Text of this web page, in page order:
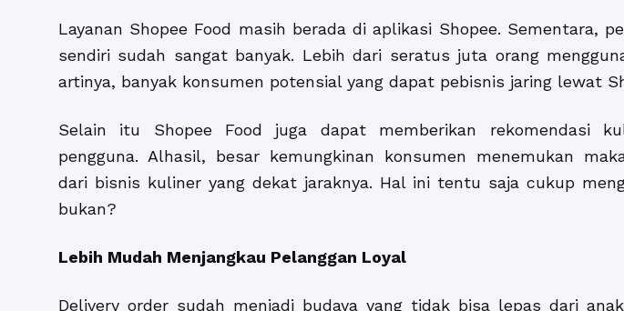
Layanan Shopee Food masih berada di aplikasi Shopee. Sementara,
sendiri sudah sangat banyak. Lebih dari seratus juta orang
artinya, banyak konsumen potensial yang dapat pebisnis jaring lewat
Selain itu Shopee Food juga dapat memberikan rekomendasi
pengguna. Alhasil, besar kemungkinan konsumen menemukan
dari bisnis kuliner yang dekat jaraknya. Hal ini tentu saja cukup
bukan?
Lebih Mudah Menjangkau Pelanggan Loyal
Delivery order sudah menjadi budaya yang tidak bisa lepas dari